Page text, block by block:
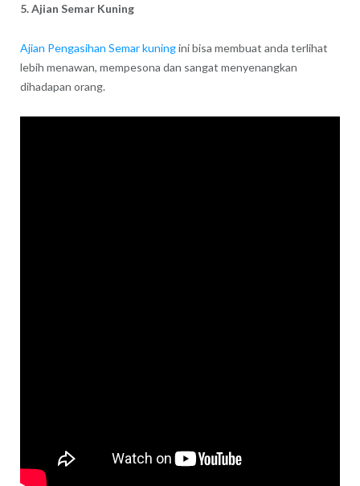
5. Ajian Semar Kuning
Ajian Pengasihan Semar kuningini bisa membuat anda terlihat
lebih menawan, mempesona dan sangat menyenangkan
dihadapan orang.